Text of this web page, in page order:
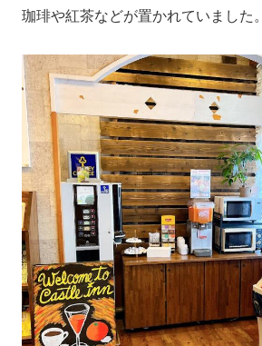
珈琲や紅茶などが置かれていました。